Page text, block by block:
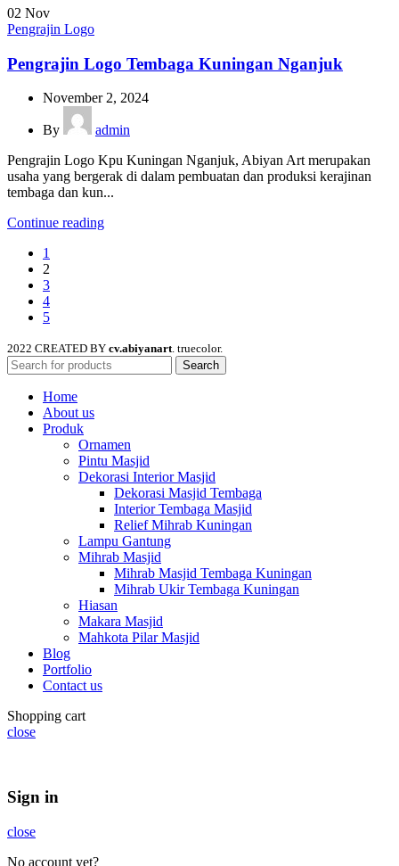
02 Nov
Pengrajin Logo
Pengrajin Logo Tembaga Kuningan Nganjuk
November 2, 2024
By
admin
Pengrajin Logo Kpu Kuningan Nganjuk, Abiyan Art merupakan
usaha yang bergerak di dalam pembuatan dan produksi kerajinan
tembaga dan kun...
Continue reading
1
2
3
4
5
2022 CREATED BY cv.abiyanart. truecolor.
Search
Home
About us
Produk
Ornamen
Pintu Masjid
Dekorasi Interior Masjid
Dekorasi Masjid Tembaga
Interior Tembaga Masjid
Relief Mihrab Kuningan
Lampu Gantung
Mihrab Masjid
Mihrab Masjid Tembaga Kuningan
Mihrab Ukir Tembaga Kuningan
Hiasan
Makara Masjid
Mahkota Pilar Masjid
Blog
Portfolio
Contact us
Shopping cart
close
Sign in
close
No account yet?